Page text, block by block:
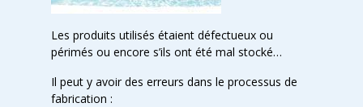
Les produits utilisés étaient défectueux ou
périmés ou encore s’ils ont été mal stocké…
Il peut y avoir des erreurs dans le processus de
fabrication :